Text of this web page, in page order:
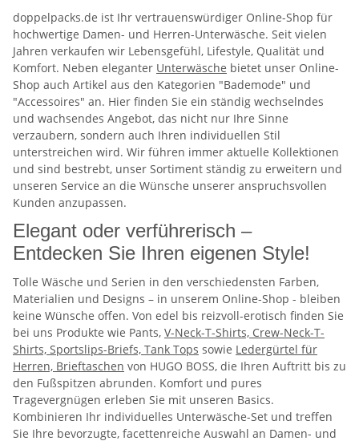
doppelpacks.de ist Ihr vertrauenswürdiger Online-Shop für
hochwertige Damen- und Herren-Unterwäsche. Seit vielen
Jahren verkaufen wir Lebensgefühl, Lifestyle, Qualität und
Komfort. Neben eleganter Unterwäsche bietet unser Online-
Shop auch Artikel aus den Kategorien "Bademode" und
"Accessoires" an. Hier finden Sie ein ständig wechselndes
und wachsendes Angebot, das nicht nur Ihre Sinne
verzaubern, sondern auch Ihren individuellen Stil
unterstreichen wird. Wir führen immer aktuelle Kollektionen
und sind bestrebt, unser Sortiment ständig zu erweitern und
unseren Service an die Wünsche unserer anspruchsvollen
Kunden anzupassen.
Elegant oder verführerisch –
Entdecken Sie Ihren eigenen Style!
Tolle Wäsche und Serien in den verschiedensten Farben,
Materialien und Designs – in unserem Online-Shop - bleiben
keine Wünsche offen. Von edel bis reizvoll-erotisch finden Sie
bei uns Produkte wie Pants, V-Neck-T-Shirts, Crew-Neck-T-
Shirts, Sportslips-Briefs, Tank Tops sowie Ledergürtel für
Herren, Brieftaschen von HUGO BOSS, die Ihren Auftritt bis zu
den Fußspitzen abrunden. Komfort und pures
Tragevergnügen erleben Sie mit unseren Basics.
Kombinieren Ihr individuelles Unterwäsche-Set und treffen
Sie Ihre bevorzugte, facettenreiche Auswahl an Damen- und